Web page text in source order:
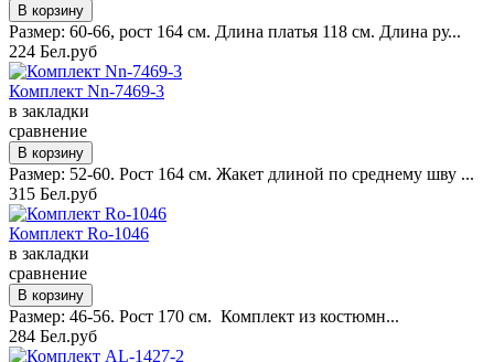
Размер: 60-66, рост 164 см. Длина платья 118 см. Длина ру...
224 Бел.руб
Комплект Nn-7469-3
в закладки
сравнение
Размер: 52-60. Рост 164 см. Жакет длиной по среднему шву ...
315 Бел.руб
Комплект Ro-1046
в закладки
сравнение
Размер: 46-56. Рост 170 см. Комплект из костюмн...
284 Бел.руб